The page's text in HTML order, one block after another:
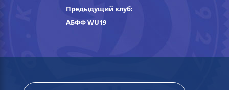
Предыдущий клуб:
АБФФ WU19